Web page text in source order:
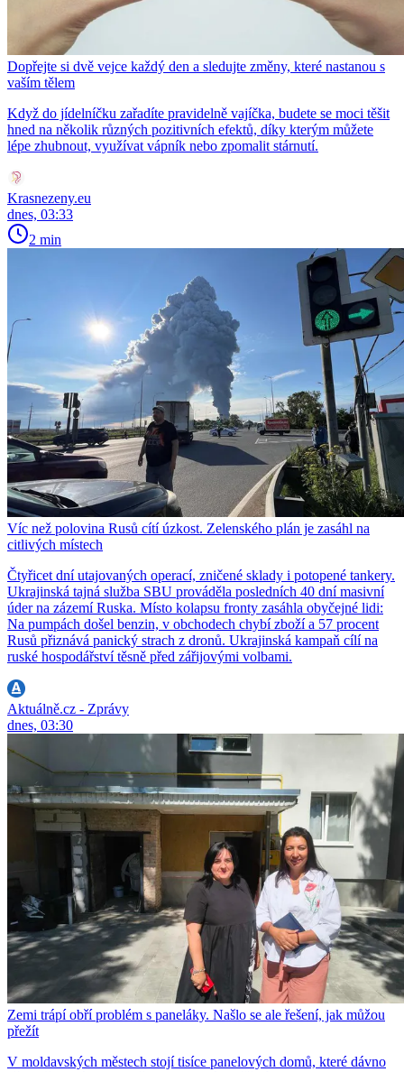
Dopřejte si dvě vejce každý den a sledujte změny, které nastanou s
vaším tělem
Když do jídelníčku zařadíte pravidelně vajíčka, budete se moci těšit
hned na několik různých pozitivních efektů, díky kterým můžete
lépe zhubnout, využívat vápník nebo zpomalit stárnutí.
Krasnezeny.eu
dnes, 03:33
2 min
Víc než polovina Rusů cítí úzkost. Zelenského plán je zasáhl na
citlivých místech
Čtyřicet dní utajovaných operací, zničené sklady i potopené tankery.
Ukrajinská tajná služba SBU prováděla posledních 40 dní masivní
úder na zázemí Ruska. Místo kolapsu fronty zasáhla obyčejné lidi:
Na pumpách došel benzin, v obchodech chybí zboží a 57 procent
Rusů přiznává panický strach z dronů. Ukrajinská kampaň cílí na
ruské hospodářství těsně před zářijovými volbami.
Aktuálně.cz - Zprávy
dnes, 03:30
Zemi trápí obří problém s paneláky. Našlo se ale řešení, jak můžou
přežít
V moldavských městech stojí tisíce panelových domů, které dávno